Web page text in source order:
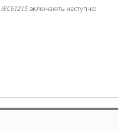
IEC61215 включають наступне: